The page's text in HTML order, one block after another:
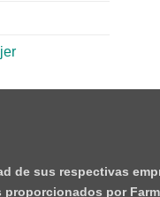
de sus respectivas
por